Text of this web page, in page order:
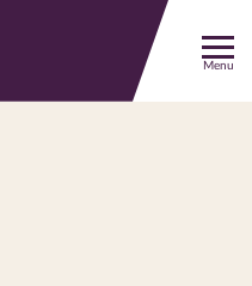
Menu